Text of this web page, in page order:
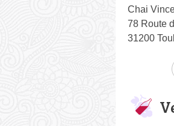
Chai
78 Route
31200